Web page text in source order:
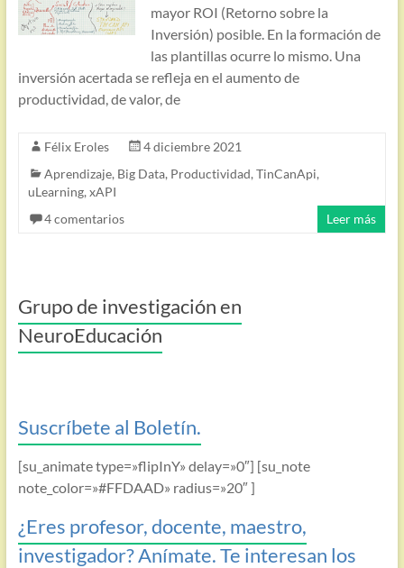
mayor ROI (Retorno sobre la
Inversión) posible. En la formación de
las plantillas ocurre lo mismo. Una
inversión acertada se refleja en el aumento de
productividad, de valor, de
Félix Eroles
4 diciembre 2021
Aprendizaje, Big Data, Productividad, TinCanApi,
uLearning, xAPI
4 comentarios
Leer más
Grupo de investigación en
NeuroEducación
Suscríbete al Boletín.
[su_animate type=»flipInY» delay=»0″] [su_note
note_color=»#FFDAAD» radius=»20″ ]
¿Eres profesor, docente, maestro,
investigador? Anímate. Te interesan los